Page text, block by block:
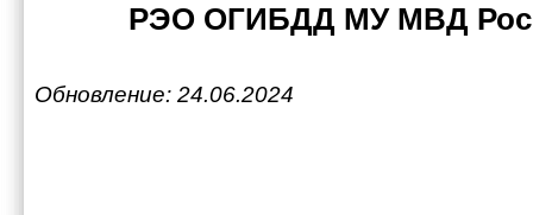
РЭО ОГИБДД МУ МВД
Обновление: 24.06.2024